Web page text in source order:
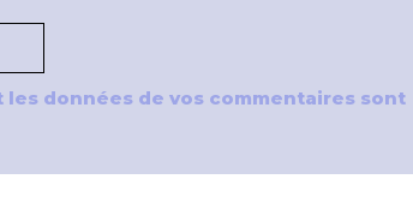
les données de vos commentaires sont